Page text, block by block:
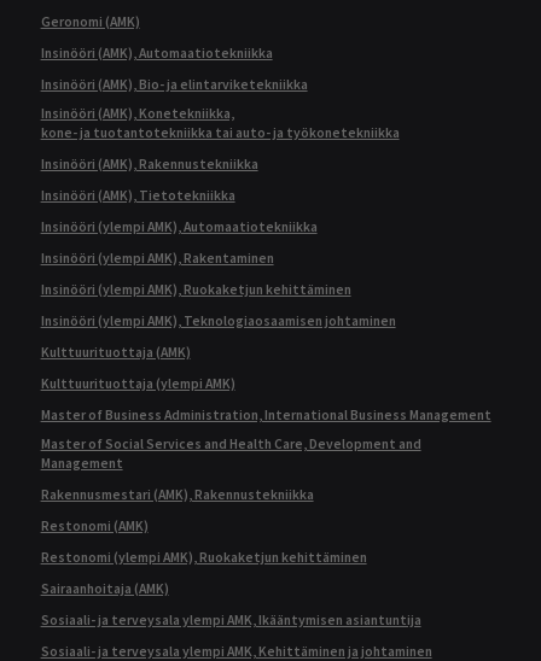
Geronomi (AMK)
Insinööri (AMK), Automaatiotekniikka
Insinööri (AMK), Bio- ja elintarviketekniikka
Insinööri (AMK), Konetekniikka,
kone- ja tuotantotekniikka tai auto- ja työkonetekniikka
Insinööri (AMK), Rakennustekniikka
Insinööri (AMK), Tietotekniikka
Insinööri (ylempi AMK), Automaatiotekniikka
Insinööri (ylempi AMK), Rakentaminen
Insinööri (ylempi AMK), Ruokaketjun kehittäminen
Insinööri (ylempi AMK), Teknologiaosaamisen johtaminen
Kulttuurituottaja (AMK)
Kulttuurituottaja (ylempi AMK)
Master of Business Administration, International Business Management
Master of Social Services and Health Care, Development and
Management
Rakennusmestari (AMK), Rakennustekniikka
Restonomi (AMK)
Restonomi (ylempi AMK), Ruokaketjun kehittäminen
Sairaanhoitaja (AMK)
Sosiaali- ja terveysala ylempi AMK, Ikääntymisen asiantuntija
Sosiaali- ja terveysala ylempi AMK, Kehittäminen ja johtaminen